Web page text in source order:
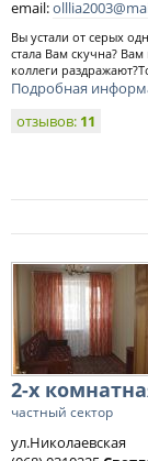
email:
Вы устали от серых
стала Вам скучна?
коллеги
Подробная
отзывов: 11
2-х
частный сектор
ул.Николаевская